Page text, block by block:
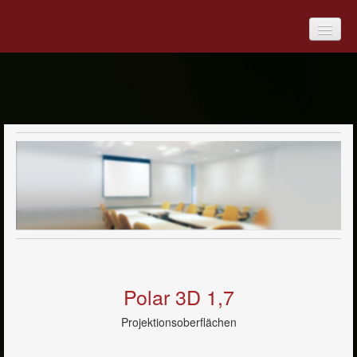
Digitale Medien
Overhead-Projektoren
Projektoren
Dokumentenkameras
Bildwände & Projektionsoberflächen
Polar 3D 1,7
Projektionsoberflächen